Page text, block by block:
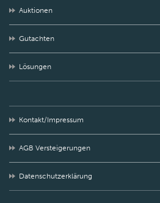
Auktionen
Gutachten
Lösungen
Kontakt/Impressum
AGB Versteigerungen
Datenschutzerklärung